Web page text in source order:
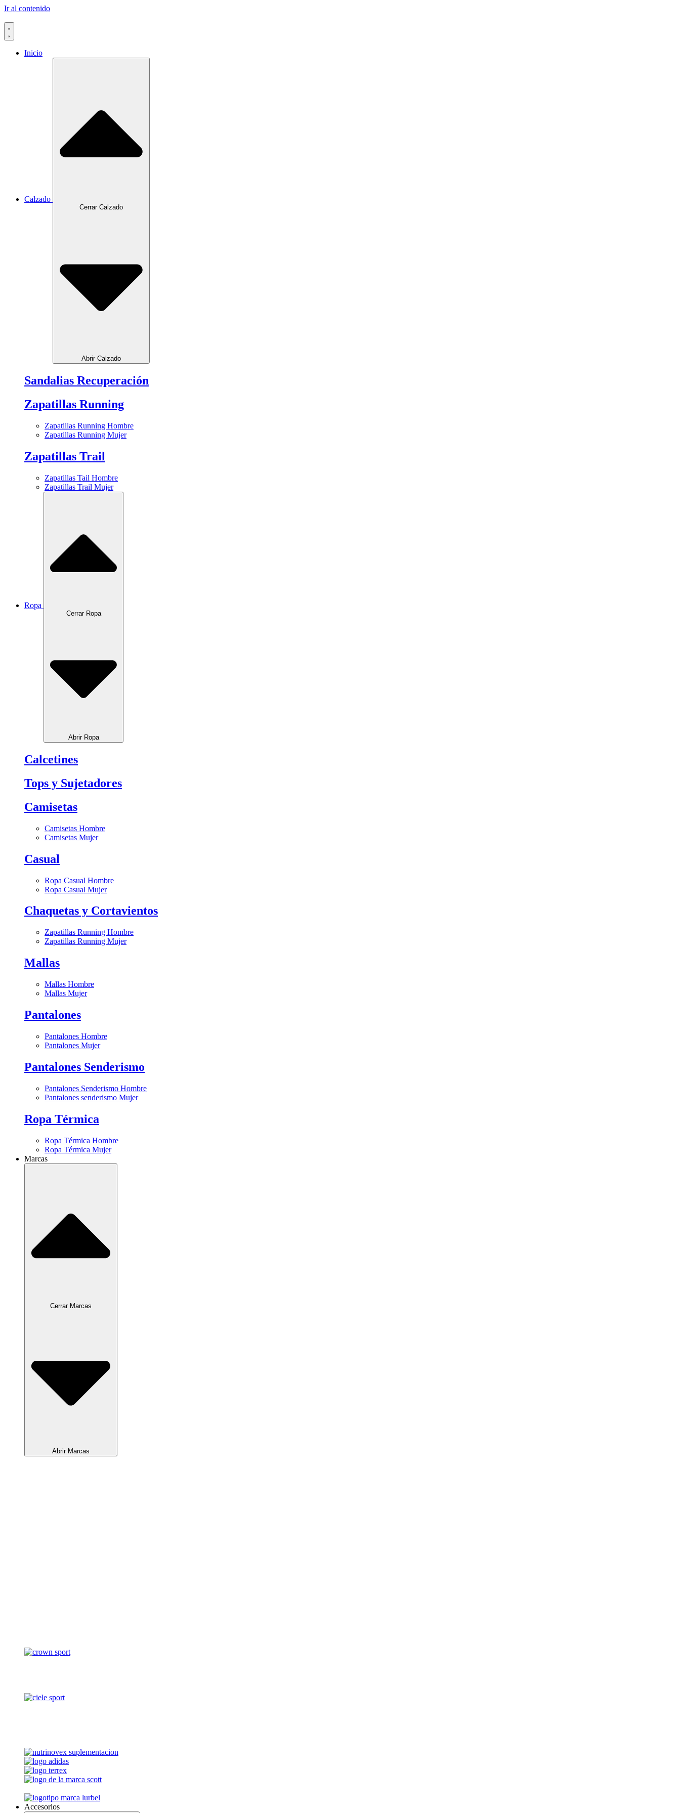
Ir al contenido
Inicio
Calzado
Cerrar Calzado
Abrir Calzado
Sandalias Recuperación
Zapatillas Running
Zapatillas Running Hombre
Zapatillas Running Mujer
Zapatillas Trail
Zapatillas Tail Hombre
Zapatillas Trail Mujer
Ropa
Cerrar Ropa
Abrir Ropa
Calcetines
Tops y Sujetadores
Camisetas
Camisetas Hombre
Camisetas Mujer
Casual
Ropa Casual Hombre
Ropa Casual Mujer
Chaquetas y Cortavientos
Zapatillas Running Hombre
Zapatillas Running Mujer
Mallas
Mallas Hombre
Mallas Mujer
Pantalones
Pantalones Hombre
Pantalones Mujer
Pantalones Senderismo
Pantalones Senderismo Hombre
Pantalones senderismo Mujer
Ropa Térmica
Ropa Térmica Hombre
Ropa Térmica Mujer
Marcas
Cerrar Marcas
Abrir Marcas
Accesorios